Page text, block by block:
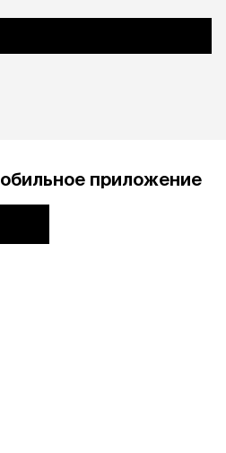
приложение